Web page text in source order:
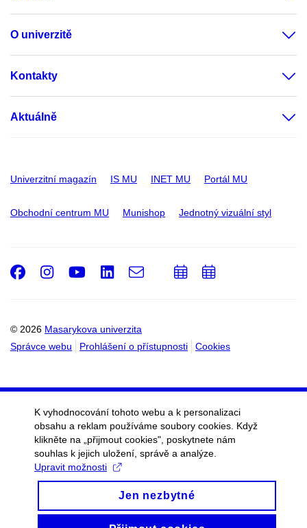
O univerzitě
Kontakty
Aktuálně
Univerzitní magazín IS MU INET MU Portál MU
Obchodní centrum MU Munishop Jednotný vizuální styl
© 2026 Masarykova univerzita
Správce webu
Prohlášení o přístupnosti Cookies
Facebook
Instagram
Youtube
LinkedIn
e-
Email
PřidatPřidat
K vyhodnocování tohoto webu a k personalizaci
obsahu a reklam používáme soubory cookies. Když
klikněte na „přijmout cookies", poskytnete nám
souhlas k jejich uložení, správě a analýze.
Upravit možnosti
Jen nezbytné